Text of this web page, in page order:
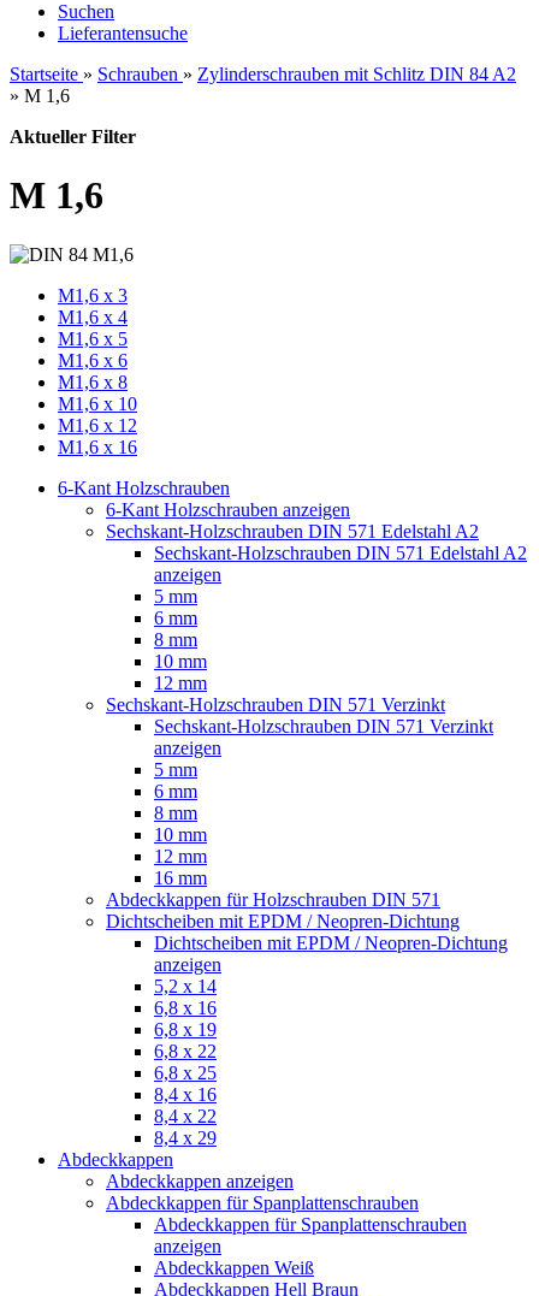
Suchen
Lieferantensuche
Startseite » Schrauben » Zylinderschrauben mit Schlitz DIN 84 A2
» M 1,6
Aktueller Filter
M 1,6
M1,6 x 3
M1,6 x 4
M1,6 x 5
M1,6 x 6
M1,6 x 8
M1,6 x 10
M1,6 x 12
M1,6 x 16
6-Kant Holzschrauben
6-Kant Holzschrauben anzeigen
Sechskant-Holzschrauben DIN 571 Edelstahl A2
Sechskant-Holzschrauben DIN 571 Edelstahl A2
anzeigen
5 mm
6 mm
8 mm
10 mm
12 mm
Sechskant-Holzschrauben DIN 571 Verzinkt
Sechskant-Holzschrauben DIN 571 Verzinkt
anzeigen
5 mm
6 mm
8 mm
10 mm
12 mm
16 mm
Abdeckkappen für Holzschrauben DIN 571
Dichtscheiben mit EPDM / Neopren-Dichtung
Dichtscheiben mit EPDM / Neopren-Dichtung
anzeigen
5,2 x 14
6,8 x 16
6,8 x 19
6,8 x 22
6,8 x 25
8,4 x 16
8,4 x 22
8,4 x 29
Abdeckkappen
Abdeckkappen anzeigen
Abdeckkappen für Spanplattenschrauben
Abdeckkappen für Spanplattenschrauben
anzeigen
Abdeckkappen Weiß
Abdeckkappen Hell Braun